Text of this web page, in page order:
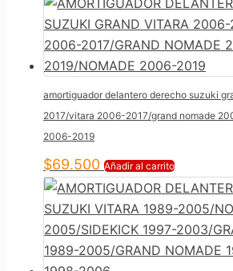
amortiguador delantero derecho suzuki
2017/vitara 2006-2017/grand nomade
2006-2019
$69.500 Añadir al carrito